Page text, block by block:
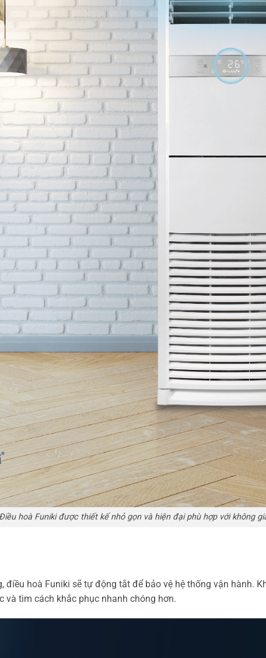
Điều hoà Funiki được thiết kế nhỏ gọn và hiện đại phù hợp với không
điều hoà Funiki sẽ tự động tắt để bảo vệ hệ thống vận hành.
và tìm cách khắc phục nhanh chóng hơn.